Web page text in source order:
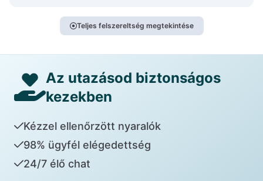
Teljes felszereltség megtekintése
Az utazásod biztonságos
kezekben
Kézzel ellenőrzött nyaralók
98% ügyfél elégedettség
24/7 élő chat